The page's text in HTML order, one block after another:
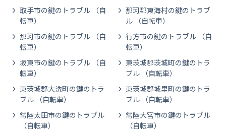
取手市の鍵のトラブル （自
転車）
那珂郡東海村の鍵のトラブ
ル （自転車）
那珂市の鍵のトラブル （自
転車）
行方市の鍵のトラブル （自
転車）
坂東市の鍵のトラブル （自
転車）
東茨城郡茨城町の鍵のトラ
ブル （自転車）
東茨城郡大洗町の鍵のトラ
ブル （自転車）
東茨城郡城里町の鍵のトラ
ブル （自転車）
常陸太田市の鍵のトラブル
（自転車）
常陸大宮市の鍵のトラブル
（自転車）